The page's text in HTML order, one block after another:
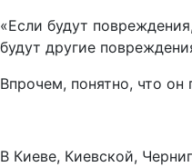
«Если будут
будут другие
Впрочем, понятно, что он
В Киеве, Киевской,